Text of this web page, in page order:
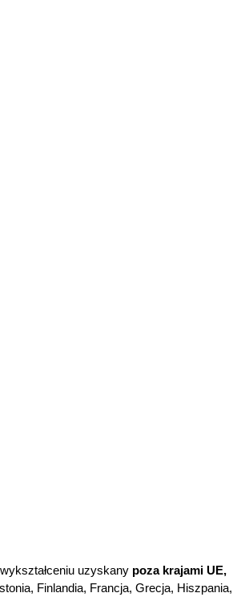
historii, j. polskiego, plastyki.
uzyskany poza krajami UE,
Finlandia, Francja, Grecja, Hiszpania,